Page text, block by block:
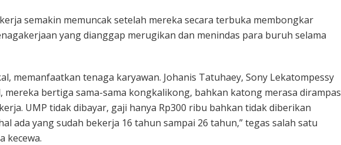
semakin memuncak setelah mereka secara terbuka membongkar
yang dianggap merugikan dan menindas para buruh selama
memanfaatkan tenaga karyawan. Johanis Tatuhaey, Sony Lekatompessy
mereka bertiga sama-sama kongkalikong, bahkan katong merasa dirampas
UMP tidak dibayar, gaji hanya Rp300 ribu bahkan tidak diberikan
ada yang sudah bekerja 16 tahun sampai 26 tahun,” tegas salah satu
kecewa.